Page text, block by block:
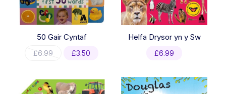
50 Gair Cyntaf
£6.99
Original
£6.99.
£3.50
£3.50.
Helfa Drysor yn y Sw
£6.99